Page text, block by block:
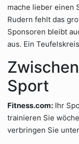
mache lieber einen
Rudern fehlt das
Sponsoren bleibt
aus. Ein
Sport
Fitness.com: Ihr
trainieren Sie
verbringen Sie